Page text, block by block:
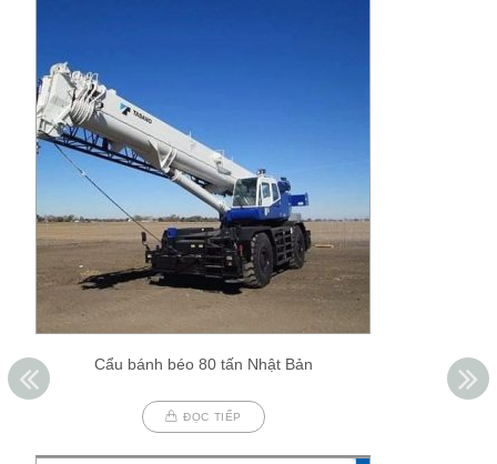
Cẩu bánh béo 80 tấn Nhật Bản
ĐỌC TIẾP